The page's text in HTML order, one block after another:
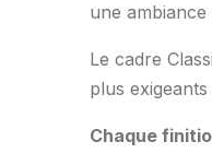
une
Le cadre
plus
Chaque